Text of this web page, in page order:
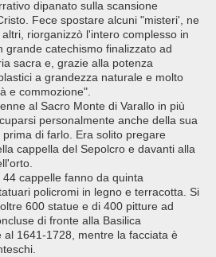
dipanato sulla scansione
Fece spostare alcuni "misteri', ne
riorganizzò l'intero complesso in
grande catechismo finalizzato ad
sacra e, grazie alla potenza
a grandezza naturale e molto
e commozione".
al Sacro Monte di Varallo in più
personalmente anche della sua
di farlo. Era solito pregare
cappella del Sepolcro e davanti alla
cappelle fanno da quinta
policromi in legno e terracotta. Si
600 statue e di 400 pitture ad
di fronte alla Basilica
al 1641-1728, mentre la facciata è